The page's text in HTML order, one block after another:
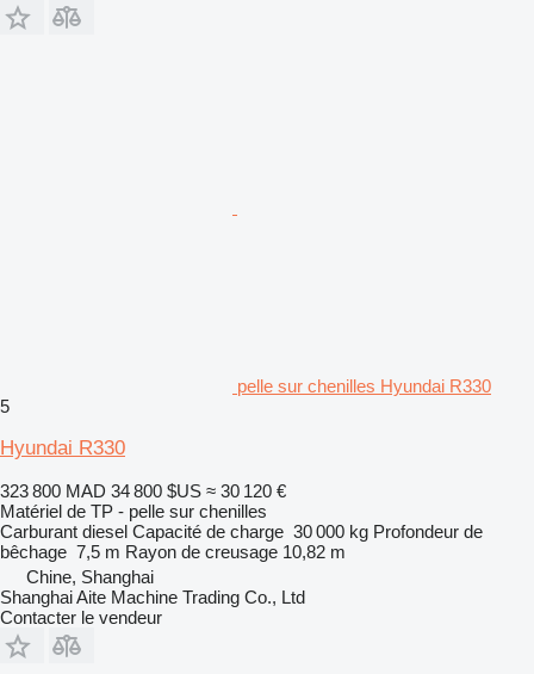
pelle sur chenilles Hyundai R330
5
Hyundai R330
323 800 MAD 34 800 $US ≈ 30 120 €
Matériel de TP - pelle sur chenilles
Carburant diesel Capacité de charge 30 000 kg Profondeur de
bêchage 7,5 m Rayon de creusage 10,82 m
Chine, Shanghai
Shanghai Aite Machine Trading Co., Ltd
Contacter le vendeur